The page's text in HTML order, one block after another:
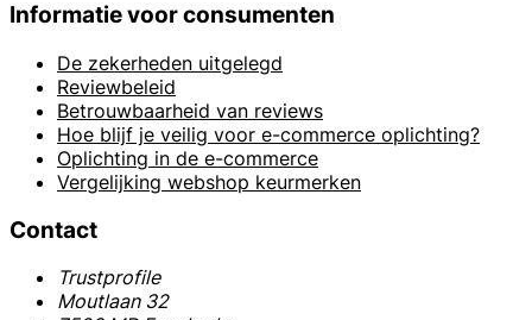
Informatie voor consumenten
De zekerheden uitgelegd
Reviewbeleid
Betrouwbaarheid van reviews
Hoe blijf je veilig voor e-commerce oplichting?
Oplichting in de e-commerce
Vergelijking webshop keurmerken
Contact
Trustprofile
Moutlaan 32